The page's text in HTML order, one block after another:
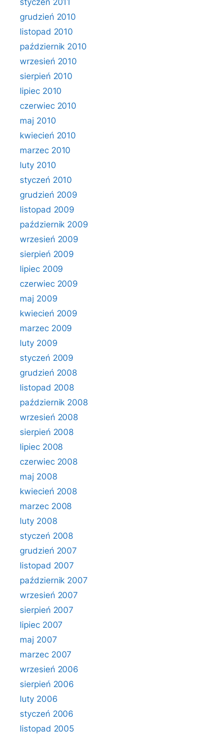
styczeń 2011
grudzień 2010
listopad 2010
październik 2010
wrzesień 2010
sierpień 2010
lipiec 2010
czerwiec 2010
maj 2010
kwiecień 2010
marzec 2010
luty 2010
styczeń 2010
grudzień 2009
listopad 2009
październik 2009
wrzesień 2009
sierpień 2009
lipiec 2009
czerwiec 2009
maj 2009
kwiecień 2009
marzec 2009
luty 2009
styczeń 2009
grudzień 2008
listopad 2008
październik 2008
wrzesień 2008
sierpień 2008
lipiec 2008
czerwiec 2008
maj 2008
kwiecień 2008
marzec 2008
luty 2008
styczeń 2008
grudzień 2007
listopad 2007
październik 2007
wrzesień 2007
sierpień 2007
lipiec 2007
maj 2007
marzec 2007
wrzesień 2006
sierpień 2006
luty 2006
styczeń 2006
listopad 2005